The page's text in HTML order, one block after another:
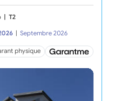
T2
Septembre 2026
physique